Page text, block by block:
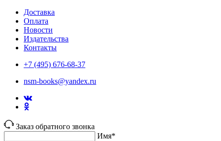
Доставка
Оплата
Новости
Издательства
Контакты
+7 (495) 676-68-37
nsm-books@yandex.ru
Заказ обратного звонка
Имя*